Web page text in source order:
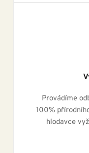
Provádíme
100%
hlodavce